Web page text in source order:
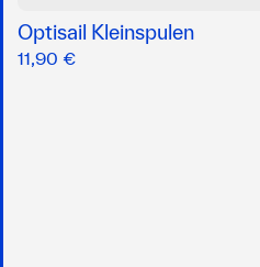
Optisail Kleinspulen
11,90 €